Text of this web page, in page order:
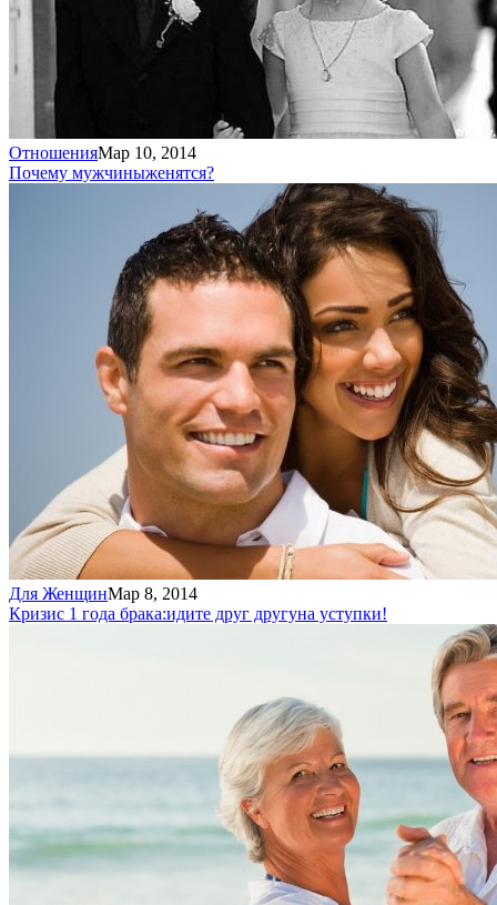
ОтношенияМар 10, 2014
Почему мужчиныженятся?
Для ЖенщинМар 8, 2014
Кризис 1 года брака:идите друг другуна уступки!